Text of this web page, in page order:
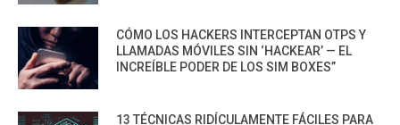
CÓMO LOS HACKERS INTERCEPTAN OTPS Y
LLAMADAS MÓVILES SIN ‘HACKEAR’ — EL
INCREÍBLE PODER DE LOS SIM BOXES”
13 TÉCNICAS RIDÍCULAMENTE FÁCILES PARA